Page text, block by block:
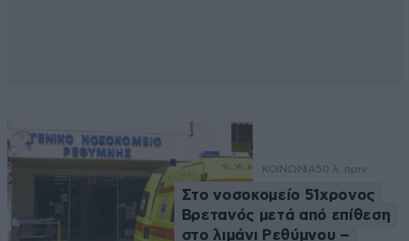
ΚΟΙΝΩΝΙΑ50 λ. πριν
Στο νοσοκομείο 51χρονος
Βρετανός μετά από επίθεση
στο λιμάνι Ρεθύμνου –